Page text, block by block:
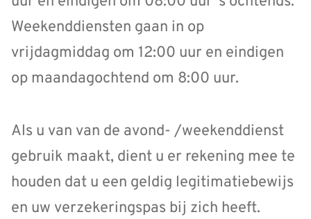
Weekenddiensten gaan in op
vrijdagmiddag om 12:00 uur en eindigen
op maandagochtend om 8:00 uur.
Als u van van de avond- /weekenddienst
gebruik maakt, dient u er rekening mee te
houden dat u een geldig legitimatiebewijs
en uw verzekeringspas bij zich heeft.